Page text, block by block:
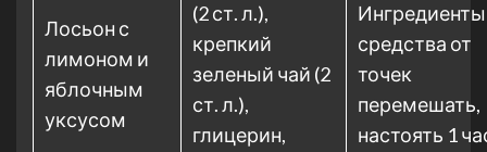
Лосьон с
лимоном и
яблочным
уксусом
(2 ст. л.),
крепкий
зеленый чай (2
ст. л.),
глицерин,
Ингредиенты
средства от
точек
перемешать,
настоять 1